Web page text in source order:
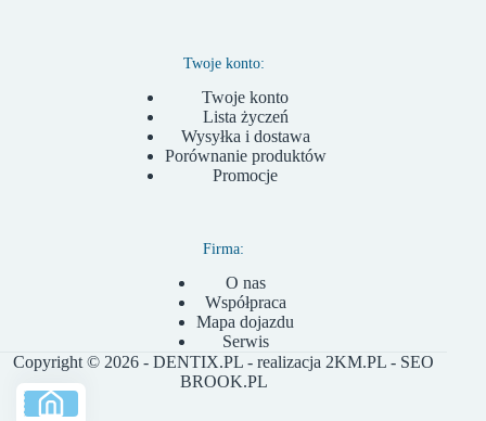
Twoje konto:
Twoje konto
Lista życzeń
Wysyłka i dostawa
Porównanie produktów
Promocje
Firma:
O nas
Współpraca
Mapa dojazdu
Serwis
Copyright © 2026 - DENTIX.PL - realizacja 2KM.PL - SEO
BROOK.PL